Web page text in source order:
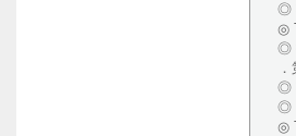
◎
◎
◎
◎
◎
◎